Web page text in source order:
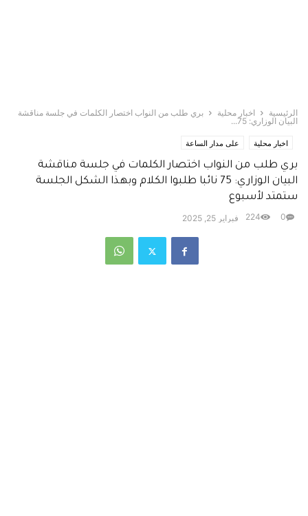
الرئيسية اخبار محلية
بري طلب من النواب اختصار الكلمات في جلسة مناقشة
البيان الوزاري: 75...
اخبار محلية على مدار الساعة
بري طلب من النواب اختصار الكلمات في جلسة مناقشة
البيان الوزاري: 75 نائبا طلبوا الكلام وبهذا الشكل الجلسة
ستمتد لأسبوع
فبراير 25, 2025 0
224